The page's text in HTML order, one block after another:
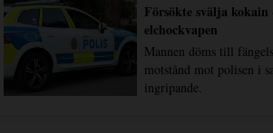
Försökte svälja kokain
elchockvapen
Mannen döms till
motstånd mot polisen i
ingripande.